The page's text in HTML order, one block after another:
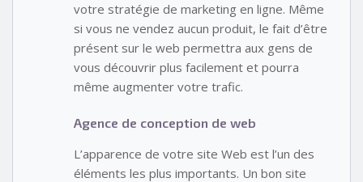
votre stratégie de marketing en ligne. Même
si vous ne vendez aucun produit, le fait d’être
présent sur le web permettra aux gens de
vous découvrir plus facilement et pourra
même augmenter votre trafic.
Agence de conception de web
L’apparence de votre site Web est l’un des
éléments les plus importants. Un bon site